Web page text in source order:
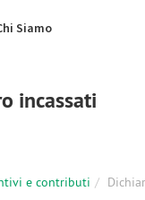
Siamo
incassati
e contributi